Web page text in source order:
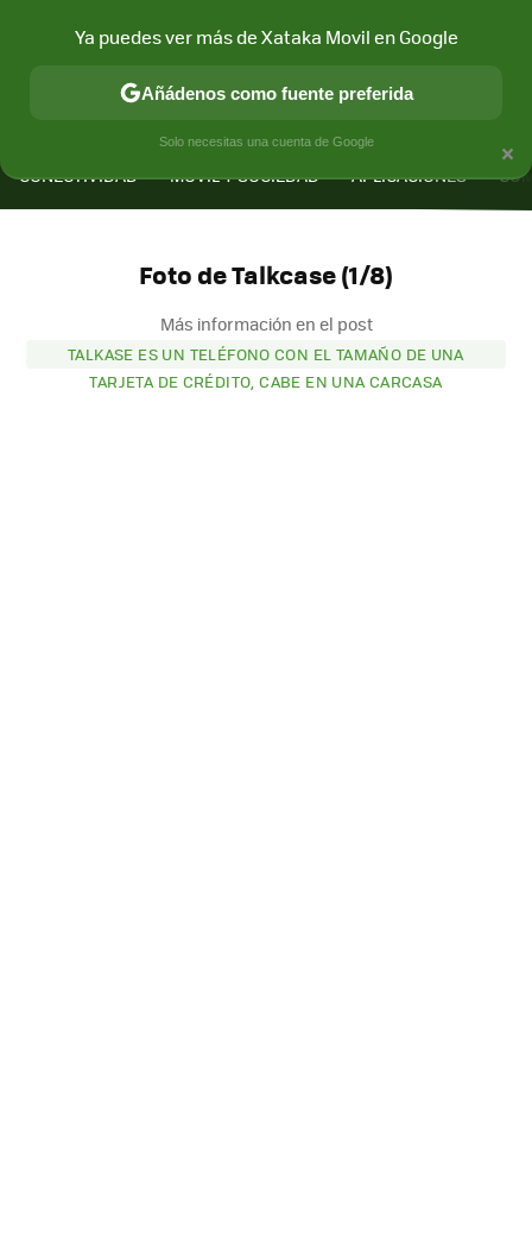
CONECTIVIDAD MÓVIL Y SOCIEDAD APLICACIONES
Foto de Talkcase (1/8)
Más información en el post
TALKASE ES UN TELÉFONO CON EL TAMAÑO DE UNA
TARJETA DE CRÉDITO, CABE EN UNA CARCASA
×
Ya puedes ver más de Xataka Movil en Google
Añádenos como fuente preferida
Solo necesitas una cuenta de Google